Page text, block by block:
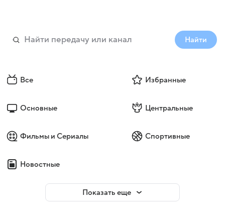
Найти
Все Избранные
Основные Центральные
Фильмы и Сериалы Спортивные
Новостные
Показать еще